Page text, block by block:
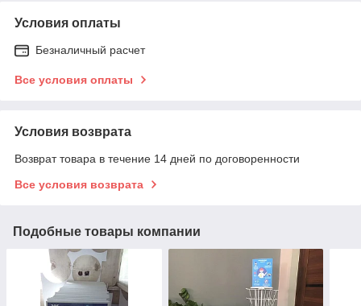
Условия оплаты
Безналичный расчет
Все условия оплаты
Условия возврата
Возврат товара в течение 14 дней по договоренности
Все условия возврата
Подобные товары компании